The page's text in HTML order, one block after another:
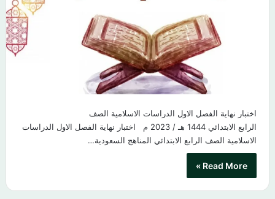
اختبار نهاية الفصل الاول الدراسات الاسلامية الصف
الرابع الابتدائي 1444 هـ / 2023 م اختبار نهاية الفصل الاول الدراسات
الاسلامية الصف الرابع الابتدائي المناهج السعودية…
Read More »